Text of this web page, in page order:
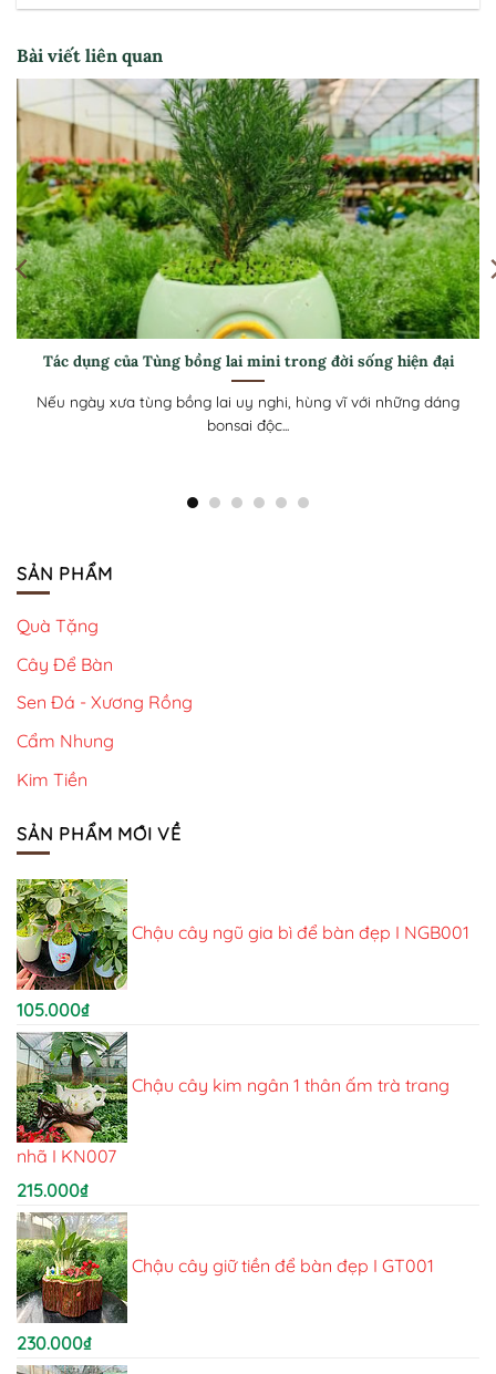
Bài viết liên quan
[Hướng dẫn] Cách chăm sóc Tùng bồng lai mini luôn xanh
tốt ở khí hậu nóng
Tùng Bồng Lai mini với tán lá kim dày như những đám mây
SẢN PHẨM
Quà Tặng
Cây Để Bàn
Sen Đá - Xương Rồng
Cẩm Nhung
Kim Tiền
SẢN PHẨM MỚI VỀ
Chậu cây ngũ gia bì để bàn đẹp I NGB001
105.000₫
Chậu cây kim ngân 1 thân ấm trà trang
nhã I KN007
215.000₫
Chậu cây giữ tiền để bàn đẹp I GT001
230.000₫